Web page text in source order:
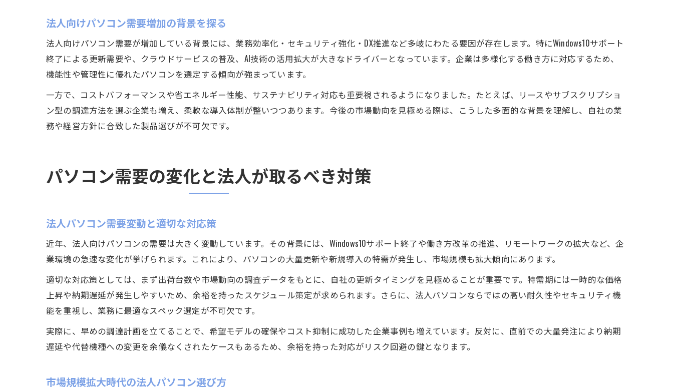
法人向けパソコン需要増加の背景を探る
法人向けパソコン需要が増加している背景には、業務効率化・セキュリティ強化・DX推進など多岐にわたる要因が存在します。特にWindows10サポート
終了による更新需要や、クラウドサービスの普及、AI技術の活用拡大が大きなドライバーとなっています。企業は多様化する働き方に対応するため、
機能性や管理性に優れたパソコンを選定する傾向が強まっています。
一方で、コストパフォーマンスや省エネルギー性能、サステナビリティ対応も重要視されるようになりました。たとえば、リースやサブスクリプショ
ン型の調達方法を選ぶ企業も増え、柔軟な導入体制が整いつつあります。今後の市場動向を見極める際は、こうした多面的な背景を理解し、自社の業
務や経営方針に合致した製品選びが不可欠です。
パソコン需要の変化と法人が取るべき対策
法人パソコン需要変動と適切な対応策
近年、法人向けパソコンの需要は大きく変動しています。その背景には、Windows10サポート終了や働き方改革の推進、リモートワークの拡大など、企
業環境の急速な変化が挙げられます。これにより、パソコンの大量更新や新規導入の特需が発生し、市場規模も拡大傾向にあります。
適切な対応策としては、まず出荷台数や市場動向の調査データをもとに、自社の更新タイミングを見極めることが重要です。特需期には一時的な価格
上昇や納期遅延が発生しやすいため、余裕を持ったスケジュール策定が求められます。さらに、法人パソコンならではの高い耐久性やセキュリティ機
能を重視し、業務に最適なスペック選定が不可欠です。
実際に、早めの調達計画を立てることで、希望モデルの確保やコスト抑制に成功した企業事例も増えています。反対に、直前での大量発注により納期
遅延や代替機種への変更を余儀なくされたケースもあるため、余裕を持った対応がリスク回避の鍵となります。
市場規模拡大時代の法人パソコン選び方